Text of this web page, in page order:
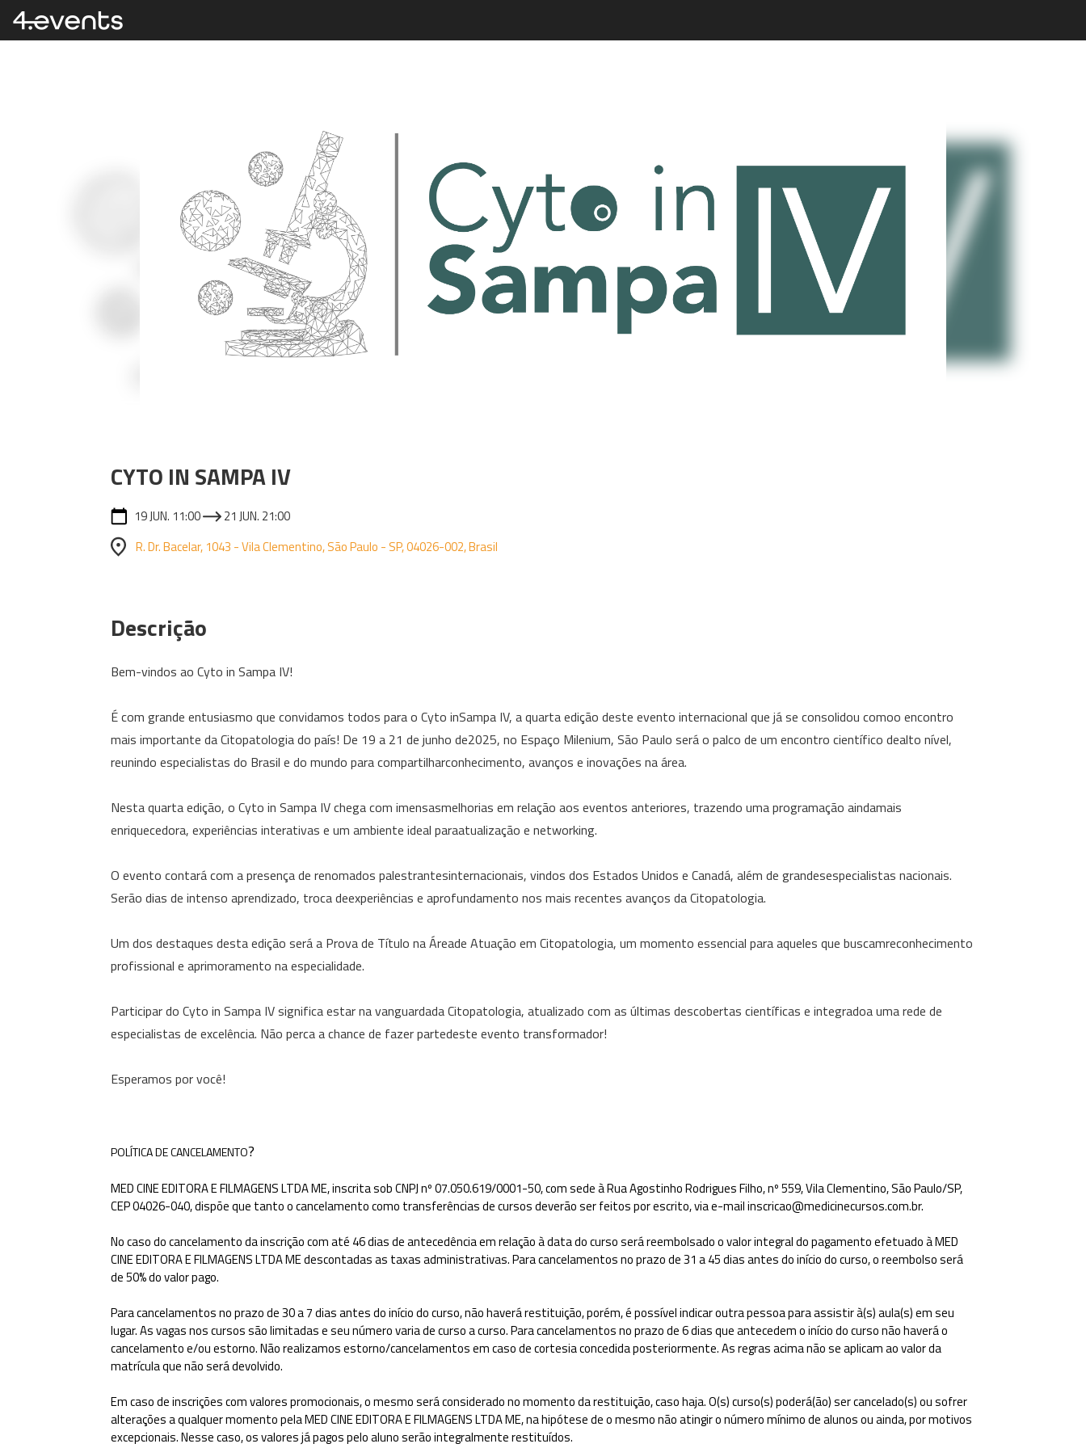
CYTO IN SAMPA IV
19 JUN. 11:00
21 JUN. 21:00
R. Dr. Bacelar, 1043 - Vila Clementino, São Paulo - SP, 04026-002, Brasil
Descrição
Bem-vindos ao Cyto in Sampa IV!
É com grande entusiasmo que convidamos todos para o Cyto inSampa IV, a quarta edição deste evento internacional que já se consolidou comoo encontro
mais importante da Citopatologia do país! De 19 a 21 de junho de2025, no Espaço Milenium, São Paulo será o palco de um encontro científico dealto nível,
reunindo especialistas do Brasil e do mundo para compartilharconhecimento, avanços e inovações na área.
Nesta quarta edição, o Cyto in Sampa IV chega com imensasmelhorias em relação aos eventos anteriores, trazendo uma programação aindamais
enriquecedora, experiências interativas e um ambiente ideal paraatualização e networking.
O evento contará com a presença de renomados palestrantesinternacionais, vindos dos Estados Unidos e Canadá, além de grandesespecialistas nacionais.
Serão dias de intenso aprendizado, troca deexperiências e aprofundamento nos mais recentes avanços da Citopatologia.
Um dos destaques desta edição será a Prova de Título na Áreade Atuação em Citopatologia, um momento essencial para aqueles que buscamreconhecimento
profissional e aprimoramento na especialidade.
Participar do Cyto in Sampa IV significa estar na vanguardada Citopatologia, atualizado com as últimas descobertas científicas e integradoa uma rede de
especialistas de excelência. Não perca a chance de fazer partedeste evento transformador!
Esperamos por você!
POLÍTICA DE CANCELAMENTO?
MED CINE EDITORA E FILMAGENS LTDA ME,inscrita sob CNPJ nº 07.050.619/0001-50, com sede à Rua Agostinho Rodrigues Filho, nº 559, Vila Clementino, São Paulo/SP,
CEP 04026-040, dispõe que tanto o cancelamento como transferências de cursos deverão ser feitos por escrito, via e-mail inscricao@medicinecursos.com.br.
No caso do cancelamento da inscrição com até 46 dias de antecedência em relação à data do curso será reembolsado o valor integral do pagamento efetuado à MED
CINE EDITORA E FILMAGENS LTDA ME descontadas as taxas administrativas. Para cancelamentos no prazo de 31 a 45 dias antes do início do curso, o reembolso será
de 50% do valor pago.
Para cancelamentos no prazo de 30 a 7 dias antes do início do curso, não haverá restituição, porém, é possível indicar outra pessoa para assistir à(s) aula(s) em seu
lugar. As vagas nos cursos são limitadas e seu número varia de curso a curso. Para cancelamentos no prazo de 6 dias que antecedem o início do curso não haverá o
cancelamento e/ou estorno. Não realizamos estorno/cancelamentos em caso de cortesia concedida posteriormente. As regras acima não se aplicam ao valor da
matrícula que não será devolvido.
Em caso de inscrições com valores promocionais, o mesmo será considerado no momento da restituição, caso haja. O(s) curso(s) poderá(ão) ser cancelado(s) ou sofrer
alterações a qualquer momento pela MED CINE EDITORA E FILMAGENS LTDA ME, na hipótese de o mesmo não atingir o número mínimo de alunos ou ainda, por motivos
excepcionais. Nesse caso, os valores já pagos pelo aluno serão integralmente restituídos.